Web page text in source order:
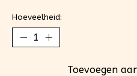
Hoeveelheid:
Toevoegen